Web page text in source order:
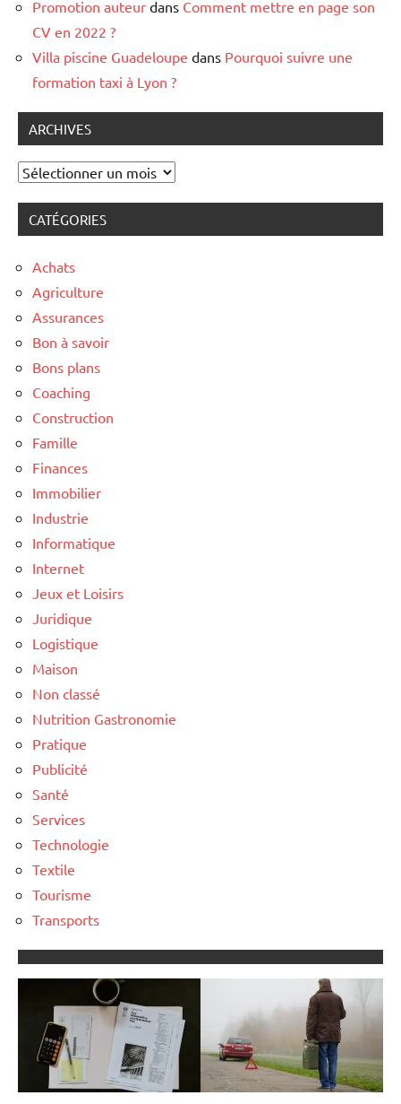
Promotion auteur dans Comment mettre en page son
CV en 2022 ?
Villa piscine Guadeloupe dans Pourquoi suivre une
formation taxi à Lyon ?
ARCHIVES
Archives
CATÉGORIES
Achats
Agriculture
Assurances
Bon à savoir
Bons plans
Coaching
Construction
Famille
Finances
Immobilier
Industrie
Informatique
Internet
Jeux et Loisirs
Juridique
Logistique
Maison
Non classé
Nutrition Gastronomie
Pratique
Publicité
Santé
Services
Technologie
Textile
Tourisme
Transports